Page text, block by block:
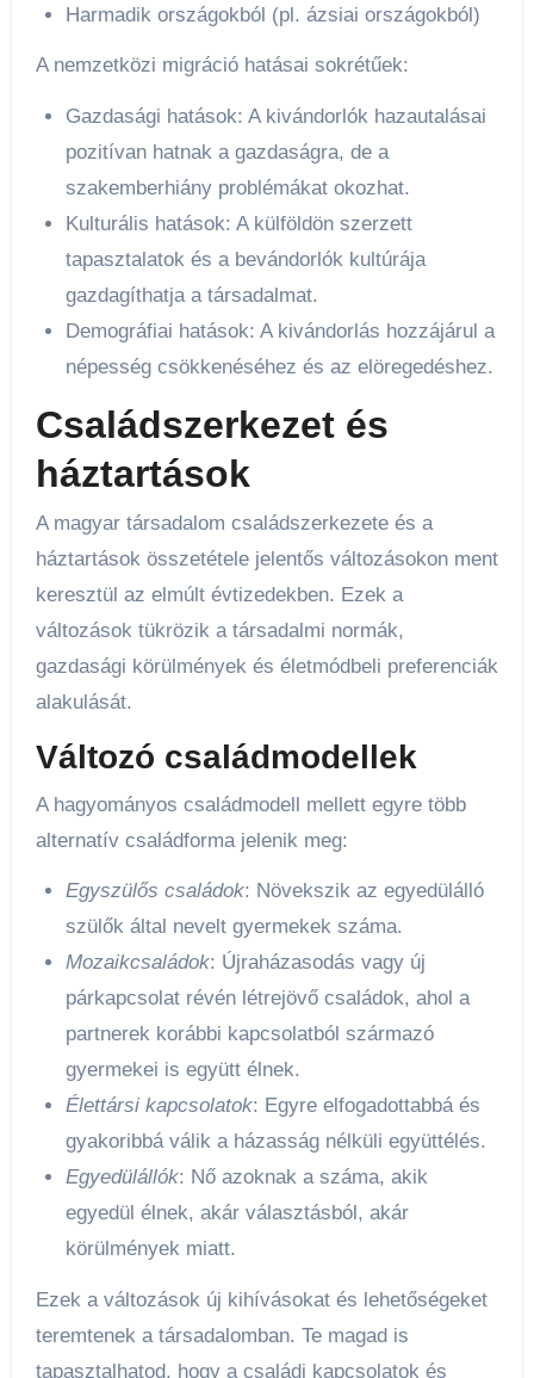
Harmadik országokból (pl. ázsiai országokból)
A nemzetközi migráció hatásai sokrétűek:
Gazdasági hatások: A kivándorlók hazautalásai
pozitívan hatnak a gazdaságra, de a
szakemberhiány problémákat okozhat.
Kulturális hatások: A külföldön szerzett
tapasztalatok és a bevándorlók kultúrája
gazdagíthatja a társadalmat.
Demográfiai hatások: A kivándorlás hozzájárul a
népesség csökkenéséhez és az elöregedéshez.
Családszerkezet és
háztartások
A magyar társadalom családszerkezete és a
háztartások összetétele jelentős változásokon ment
keresztül az elmúlt évtizedekben. Ezek a
változások tükrözik a társadalmi normák,
gazdasági körülmények és életmódbeli preferenciák
alakulását.
Változó családmodellek
A hagyományos családmodell mellett egyre több
alternatív családforma jelenik meg:
Egyszülős családok: Növekszik az egyedülálló
szülők által nevelt gyermekek száma.
Mozaikcsaládok: Újraházasodás vagy új
párkapcsolat révén létrejövő családok, ahol a
partnerek korábbi kapcsolatból származó
gyermekei is együtt élnek.
Élettársi kapcsolatok: Egyre elfogadottabbá és
gyakoribbá válik a házasság nélküli együttélés.
Egyedülállók: Nő azoknak a száma, akik
egyedül élnek, akár választásból, akár
körülmények miatt.
Ezek a változások új kihívásokat és lehetőségeket
teremtenek a társadalomban. Te magad is
tapasztalhatod, hogy a családi kapcsolatok és